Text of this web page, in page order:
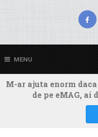
MENU
M-ar ajuta enorm
de pe eMAG, ai